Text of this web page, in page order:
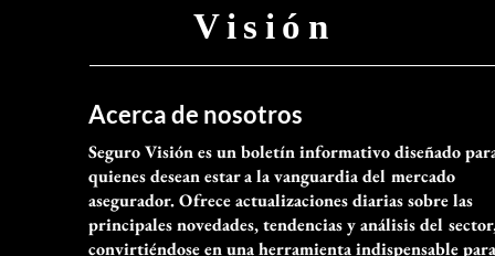
Visión
Acerca de nosotros
Seguro Visión es un boletín informativo diseñado
quienes desean estar a la vanguardia del mercado
asegurador. Ofrece actualizaciones diarias sobre las
principales novedades, tendencias y análisis del
convirtiéndose en una herramienta indispensable para